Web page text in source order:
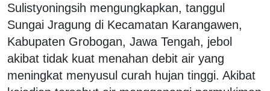
Sulistyoningsih mengungkapkan, tanggul
Sungai Jragung di Kecamatan Karangawen,
Kabupaten Grobogan, Jawa Tengah, jebol
akibat tidak kuat menahan debit air yang
meningkat menyusul curah hujan tinggi. Akibat